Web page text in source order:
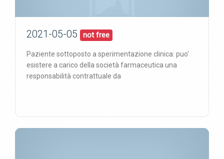
pubblicata:05/05/21
2021-05-05 not free
Paziente sottoposto a sperimentazione clinica: puo'
esistere a carico della società farmaceutica una
responsabilità contrattuale da